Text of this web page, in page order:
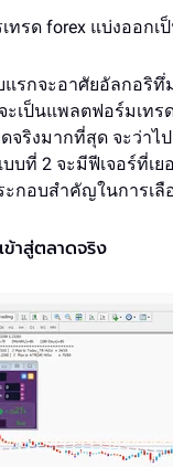
ทรด forex แบ่งออกเ
รกจะอาศัยอัลกอริทึ่
เป็นแพลตฟอร์มเท
จริงมากที่สุด จะว่า
บที่ 2 จะมีฟีเจอร์ที่เ
กอบสำคัญในการเ
ข้าสู่ตลาดจริง